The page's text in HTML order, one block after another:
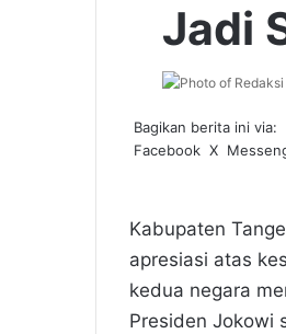
Jadi
Bagikan berita ini via:
Facebook X
Kabupaten
apresiasi atas
kedua negara
Presiden Jokowi